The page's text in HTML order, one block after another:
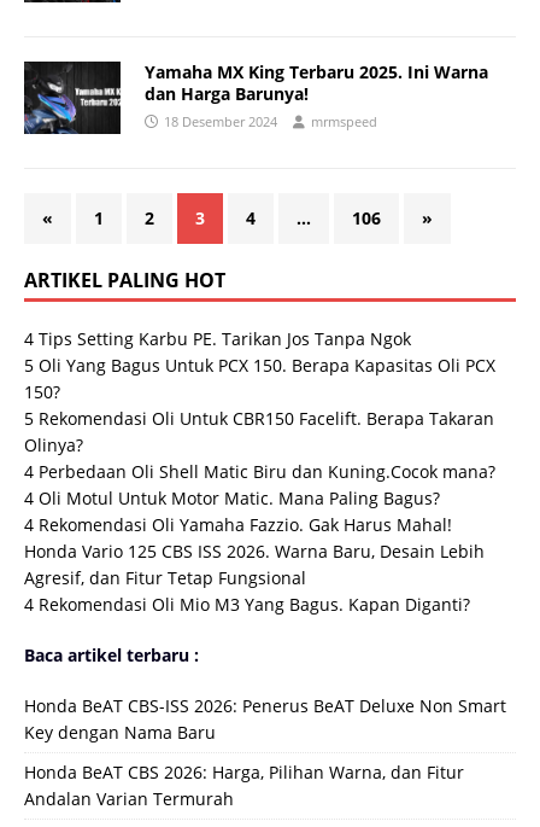
Yamaha MX King Terbaru 2025. Ini Warna
dan Harga Barunya!
18 Desember 2024 mrmspeed
« 1 2 3 4 … 106 »
ARTIKEL PALING HOT
4 Tips Setting Karbu PE. Tarikan Jos Tanpa Ngok
5 Oli Yang Bagus Untuk PCX 150. Berapa Kapasitas Oli PCX
150?
5 Rekomendasi Oli Untuk CBR150 Facelift. Berapa Takaran
Olinya?
4 Perbedaan Oli Shell Matic Biru dan Kuning.Cocok mana?
4 Oli Motul Untuk Motor Matic. Mana Paling Bagus?
4 Rekomendasi Oli Yamaha Fazzio. Gak Harus Mahal!
Honda Vario 125 CBS ISS 2026. Warna Baru, Desain Lebih
Agresif, dan Fitur Tetap Fungsional
4 Rekomendasi Oli Mio M3 Yang Bagus. Kapan Diganti?
Baca artikel terbaru :
Honda BeAT CBS-ISS 2026: Penerus BeAT Deluxe Non Smart
Key dengan Nama Baru
Honda BeAT CBS 2026: Harga, Pilihan Warna, dan Fitur
Andalan Varian Termurah